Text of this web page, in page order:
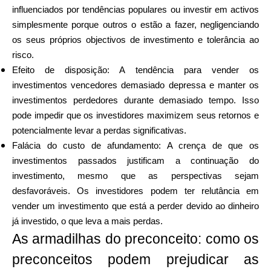
influenciados por tendências populares ou investir em activos
simplesmente porque outros o estão a fazer, negligenciando
os seus próprios objectivos de investimento e tolerância ao
risco.
Efeito de disposição: A tendência para vender os
investimentos vencedores demasiado depressa e manter os
investimentos perdedores durante demasiado tempo. Isso
pode impedir que os investidores maximizem seus retornos e
potencialmente levar a perdas significativas.
Falácia do custo de afundamento: A crença de que os
investimentos passados justificam a continuação do
investimento, mesmo que as perspectivas sejam
desfavoráveis. Os investidores podem ter relutância em
vender um investimento que está a perder devido ao dinheiro
já investido, o que leva a mais perdas.
As armadilhas do preconceito: como os
preconceitos podem prejudicar as